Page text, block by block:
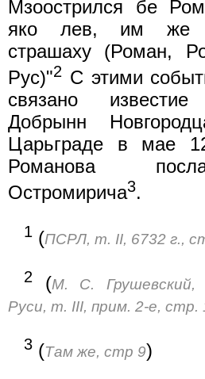
Мзоострился бе
яко лев, им же
страшаху (Роман,
Рус)"2 С этими
связано
Добрынн
Царьграде в мае
Романова
Остромирича3.
1 (ПСРЛ, т. II, 6732 г.,
2 (М. С. Грушевский,
Руси, т. III, прим. 2-е, стр.
3 (Там же, стр 9)